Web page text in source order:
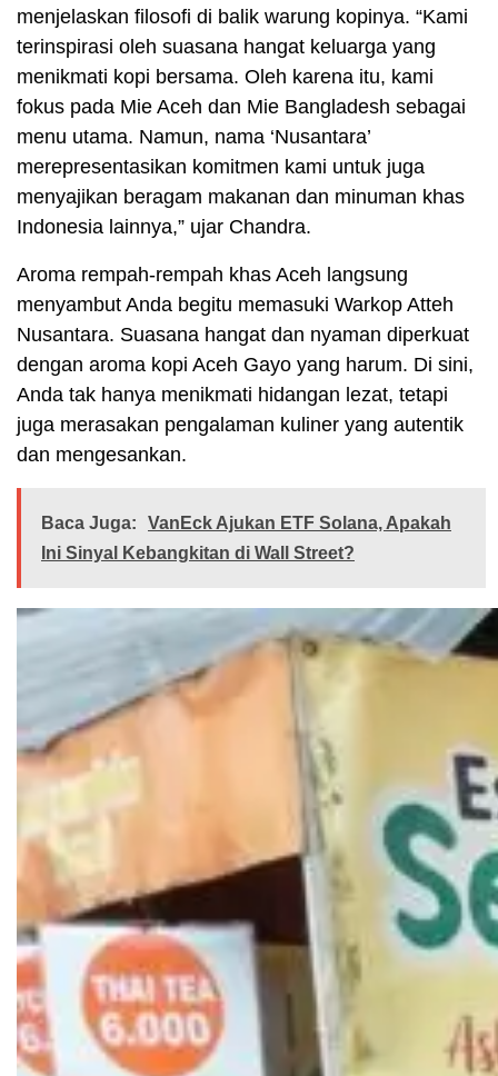
menjelaskan filosofi di balik warung kopinya. “Kami
terinspirasi oleh suasana hangat keluarga yang
menikmati kopi bersama. Oleh karena itu, kami
fokus pada Mie Aceh dan Mie Bangladesh sebagai
menu utama. Namun, nama ‘Nusantara’
merepresentasikan komitmen kami untuk juga
menyajikan beragam makanan dan minuman khas
Indonesia lainnya,” ujar Chandra.
Aroma rempah-rempah khas Aceh langsung
menyambut Anda begitu memasuki Warkop Atteh
Nusantara. Suasana hangat dan nyaman diperkuat
dengan aroma kopi Aceh Gayo yang harum. Di sini,
Anda tak hanya menikmati hidangan lezat, tetapi
juga merasakan pengalaman kuliner yang autentik
dan mengesankan.
Baca Juga:
VanEck Ajukan ETF Solana, Apakah
Ini Sinyal Kebangkitan di Wall Street?